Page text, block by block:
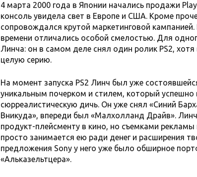
4 марта 2000 года в Японии начались продажи
консоль увидела свет в Европе и США. Кроме
сопровождался крутой маркетинговой
времени отличались особой смелостью. Для
Линча: он в самом деле снял один ролик PS2,
целую серию.
На момент запуска PS2 Линч был уже
уникальным почерком и стилем, который успешно
сюрреалистическую дичь. Он уже снял «Синий
Вникуда», впереди был «Малхолланд Драйв». Линч
продукт-плейсменту в кино, но съемками рекламы
просто занимается ею ради денег и расширения
предложения Sony у него уже было обширное
«Альказельтцера».